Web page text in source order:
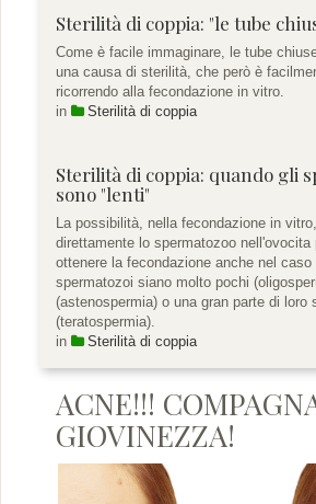
Sterilità di coppia: "le tube
Come è facile immaginare, le tube
una causa di sterilità, che però è
ricorrendo alla fecondazione in vitro.
in
Sterilità di coppia
Sterilità di coppia: quando gli
sono "lenti"
La possibilità, nella fecondazione in
direttamente lo spermatozoo nell'ovocita
ottenere la fecondazione anche nel caso
spermatozoi siano molto pochi
(astenospermia) o una gran parte di loro
(teratospermia).
in
Sterilità di coppia
ACNE!!!
GIOVINEZZA!